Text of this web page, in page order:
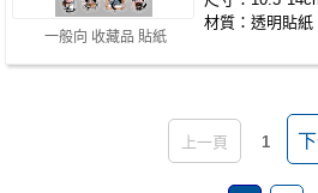
一般向 收藏品 貼紙
材質：透明貼紙
上一頁 1